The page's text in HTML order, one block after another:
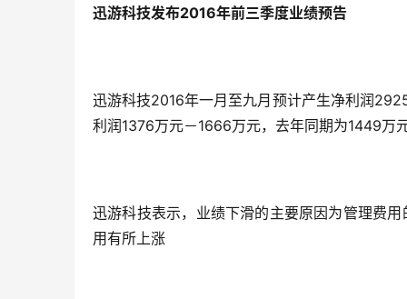
迅游科技发布2016年前三季度业绩预告
迅游科技2016年一月至九月预计产生净利润
利润1376万元－1666万元，去年同期为1449万
迅游科技表示，业绩下滑的主要原因为管理费
用有所上涨